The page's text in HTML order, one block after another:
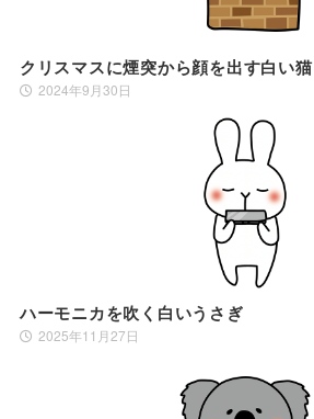
クリスマスに煙突から顔を出す白い猫
2024年9月30日
ハーモニカを吹く白いうさぎ
2025年11月27日